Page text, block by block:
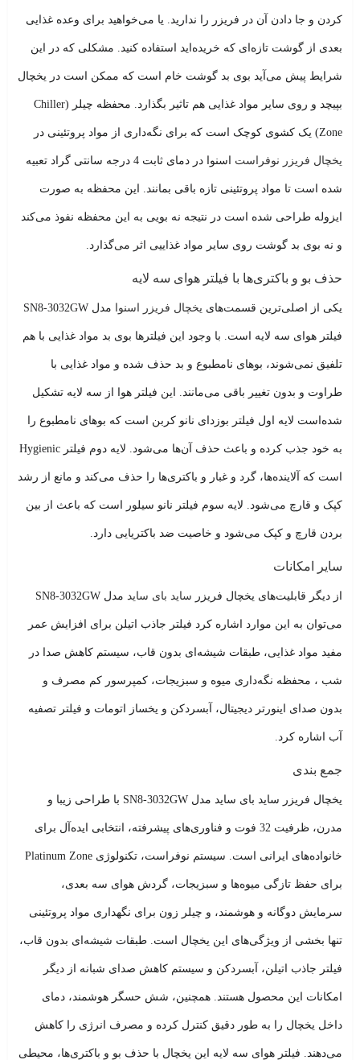
کردن و جا دادن آن در فریزر را ندارید. یا می‌خواهید برای وعده غذایی
بعدی از گوشت تازه‌ای که خریده‌اید استفاده کنید. مشکلی که در این
شرایط پیش می‌آید بوی بد گوشت خام است که ممکن است در یخچال
بپیچد و روی سایر مواد غذایی هم تاثیر بگذارد. محفظه چیلر (Chiller
Zone) یک کشوی کوچک است که برای نگه‌داری از مواد پروتئینی در
یخچال فریزر نوفراست اسنوا در دمای ثابت 4 درجه سانتی گراد تعبیه
شده است تا مواد پروتئینی تازه باقی بمانند. این محفظه به صورت
ایزوله طراحی شده‌ است در نتیجه نه بویی به این محفظه نفوذ می‌کند
و نه بوی بد گوشت روی سایر مواد غذاییی اثر می‌گذارد.
حذف بو و باکتری‌ها با فیلتر هوای سه لایه
یکی از اصلی‌ترین قسمت‌های یخچال فریزر اسنوا مدل SN8-3032GW
فیلتر هوای سه لایه است. با وجود این فیلترها بوی بد مواد غذایی با هم
تلفیق نمی‌شوند، بوهای نامطبوع و بد حذف شده و مواد غذایی با
طراوت و بدون تغییر باقی می‌مانند. این فیلتر هوا از سه لایه تشکیل
شده‌است لایه اول فیلتر بوزدای نانو کربن است که بوهای نامطبوع را
به خود جذب کرده و باعث حذف آن‌ها می‌شود. لایه دوم فیلتر Hygienic
است که آلاینده‌ها، گرد و غبار و باکتری‌ها را حذف می‌کند و مانع از رشد
کپک و قارچ می‌شود. لایه سوم فیلتر نانو سیلور است که باعث از بین
بردن قارچ و کپک می‌شود و خاصیت ضد باکتریایی دارد.
سایر امکانات
از دیگر قابلیت‌های یخچال فریزر ساید بای ساید مدل SN8-3032GW
می‌توان به این موارد اشاره کرد فیلتر جاذب اتیلن برای افزایش عمر
مفید مواد غذایی، طبقات شیشه‌ای بدون قاب، سیستم کاهش صدا در
شب ، محفظه نگه‌داری میوه و سبزیجات، کمپرسور کم مصرف و
بدون صدای اینورتر دیجیتال، آبسردکن و یخساز اتومات و فیلتر تصفیه
آب اشاره کرد.
جمع بندی
یخچال فریزر ساید بای ساید مدل SN8-3032GW با طراحی زیبا و
مدرن، ظرفیت 32 فوت و فناوری‌های پیشرفته، انتخابی ایده‌آل برای
خانواده‌های ایرانی است. سیستم نوفراست، تکنولوژی Platinum Zone
برای حفظ تازگی میوه‌ها و سبزیجات، گردش هوای سه بعدی،
سرمایش دوگانه و هوشمند، و چیلر زون برای نگهداری مواد پروتئینی
تنها بخشی از ویژگی‌های این یخچال است. طبقات شیشه‌ای بدون قاب،
فیلتر جاذب اتیلن، آبسردکن و سیستم کاهش صدای شبانه از دیگر
امکانات این محصول هستند. همچنین، شش حسگر هوشمند، دمای
داخل یخچال را به طور دقیق کنترل کرده و مصرف انرژی را کاهش
می‌دهند. فیلتر هوای سه لایه این یخچال با حذف بو و باکتری‌ها، محیطی